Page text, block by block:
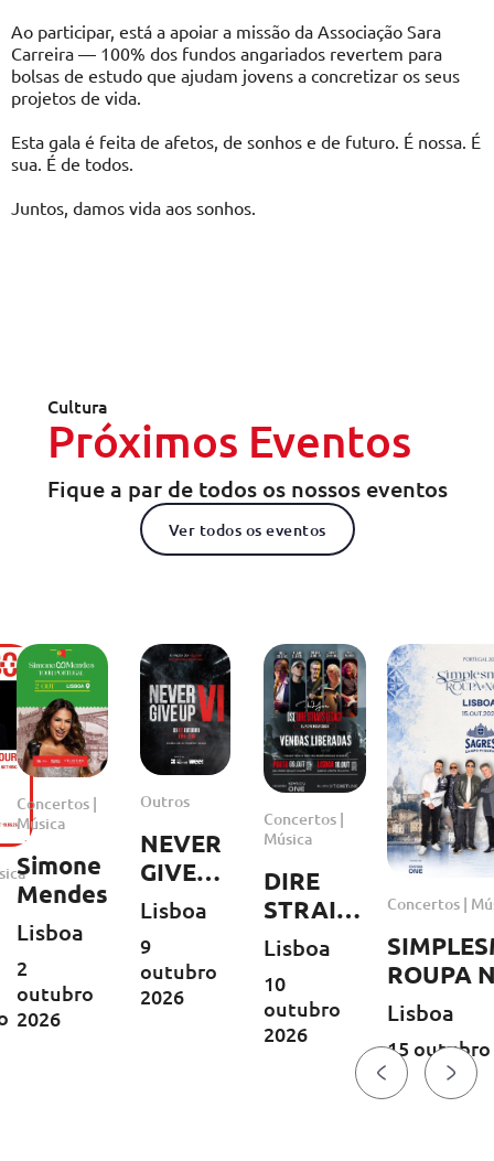
Ao participar, está a apoiar a missão da Associação Sara
Carreira — 100% dos fundos angariados revertem para
bolsas de estudo que ajudam jovens a concretizar os seus
projetos de vida.
Esta gala é feita de afetos, de sonhos e de futuro. É nossa. É
sua. É de todos.
Juntos, damos vida aos sonhos.
Cultura
Próximos Eventos
Fique a par de todos os nossos eventos
Ver todos os eventos
Concertos |
Música
Simone
Mendes
Lisboa
2
outubro
2026
Outros
NEVER
GIVE
UP VI
Lisboa
9
outubro
2026
Concertos |
Música
DIRE
STRAITS
LEGACY
Tour
2026
Lisboa
10
outubro
2026
Concertos |
ROUPA
Lisboa
15 outubro